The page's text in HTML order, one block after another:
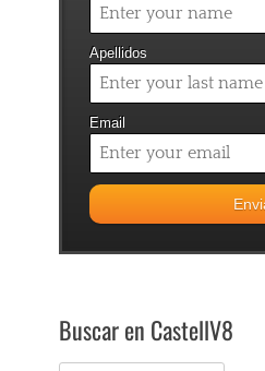
Apellidos
Email
Buscar en CastellV8